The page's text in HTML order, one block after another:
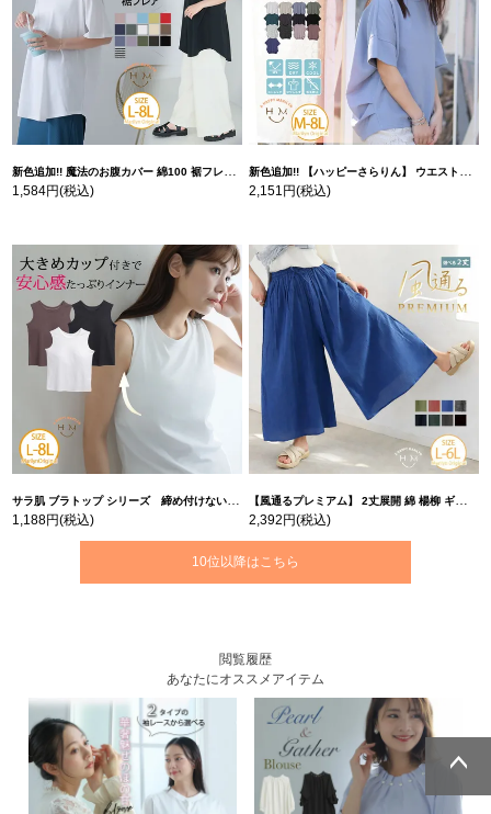
新色追加!! 魔法のお腹カバー 綿100 裾フレア Tシャツ | 大きいサイズの通販ならハッピーマリリン
1,584円(税込)
新色追加!! 【ハッピーさらりん】 ウエストタック入り スッキリ魅せ コクーントップス | 大きいサイズの通販ならハッピーマリリン
2,151円(税込)
サラ肌 ブラトップ シリーズ 締め付けない リブ タンクトップ | 大きいサイズの通販ならハッピーマリリン
1,188円(税込)
【風通るプレミアム】 2丈展開 綿 楊柳 ギャザー フレア スカンツ 【ウェストゴム】 | 大きいサイズの通販ならハッピーマリリン
2,392円(税込)
10位以降はこちら
閲覧履歴
あなたにオススメアイテム
ページトッ
ページトッ